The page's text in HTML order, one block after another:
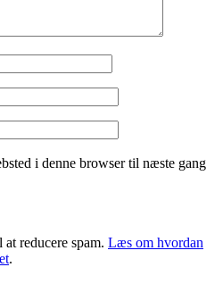
i denne browser til næste gang
reducere spam. Læs om hvordan
.